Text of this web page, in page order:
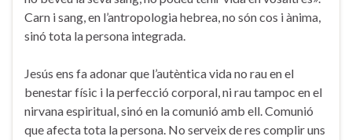
Carn i sang, en l’antropologia hebrea, no són cos i ànima,
sinó tota la persona integrada.
Jesús ens fa adonar que l’autèntica vida no rau en el
benestar físic i la perfecció corporal, ni rau tampoc en el
nirvana espiritual, sinó en la comunió amb ell. Comunió
que afecta tota la persona. No serveix de res complir uns